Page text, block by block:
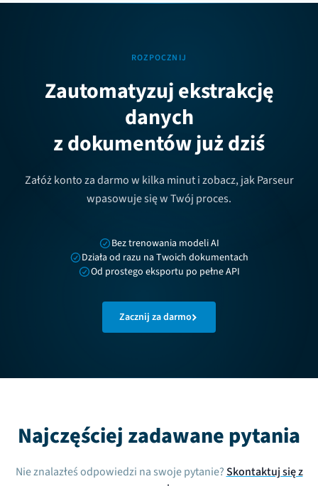
ROZPOCZNIJ
Zautomatyzuj ekstrakcję
danych
z dokumentów już dziś
Załóż konto za darmo w kilka minut i zobacz, jak Parseur
wpasowuje się w Twój proces.
Bez trenowania modeli AI
Działa od razu na Twoich dokumentach
Od prostego eksportu po pełne API
Zacznij za darmo
Najczęściej zadawane pytania
Nie znalazłeś odpowiedzi na swoje pytanie?Skontaktuj się z